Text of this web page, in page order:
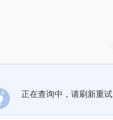
正在查询中，请刷新重试